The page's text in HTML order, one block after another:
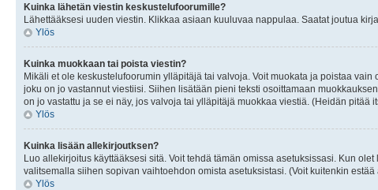
Kuinka lähetän viestin keskustelufoorumille?
Lähettääksesi uuden viestin. Klikkaa asiaan kuuluvaa nappulaa. Saatat joutua
Ylös
Kuinka muokkaan tai poista viestin?
Mikäli et ole keskustelufoorumin ylläpitäjä tai valvoja. Voit muokata ja poistaa
joku on jo vastannut viestiisi. Siihen lisätään pieni teksti osoittamaan
on jo vastattu ja se ei näy, jos valvoja tai ylläpitäjä muokkaa viestiä. (Heidän pitää
Ylös
Kuinka lisään allekirjoutksen?
Luo allekirjoitus käyttääksesi sitä. Voit tehdä tämän omissa asetuksissasi. Kun
valitsemalla siihen sopivan vaihtoehdon omista asetuksistasi. (Voit kuitenkin
Ylös